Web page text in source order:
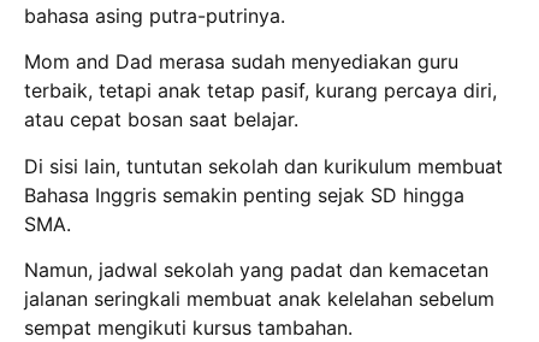
bahasa asing putra-putrinya.
Mom and Dad merasa sudah menyediakan guru
terbaik, tetapi anak tetap pasif, kurang percaya diri,
atau cepat bosan saat belajar.
Di sisi lain, tuntutan sekolah dan kurikulum membuat
Bahasa Inggris semakin penting sejak SD hingga
SMA.
Namun, jadwal sekolah yang padat dan kemacetan
jalanan seringkali membuat anak kelelahan sebelum
sempat mengikuti kursus tambahan.